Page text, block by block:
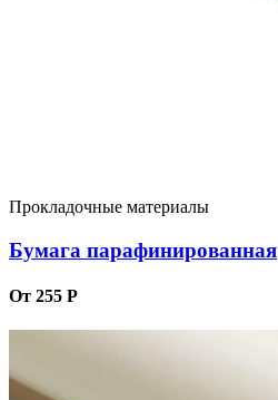
Прокладочные материалы
Бумага парафинированная
От 255 Р